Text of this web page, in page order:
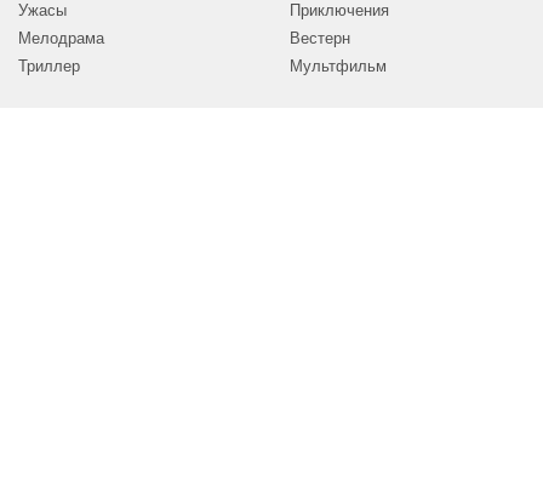
Ужасы
Мелодрама
Триллер
Приключения
Вестерн
Мультфильм